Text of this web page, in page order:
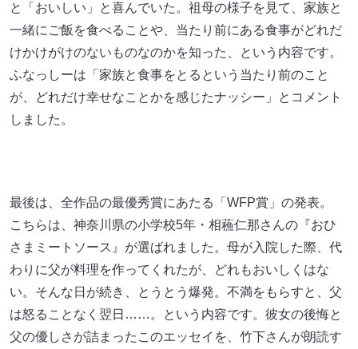
と「おいしい」と喜んでいた。祖母の様子を見て、家族と
一緒にご飯を食べることや、当たり前にある食事がどれだ
けかけがけのないものなのかを知った、という内容です。
ふなっしーは「家族と食事をとるという当たり前のこと
が、どれだけ幸せなことかを感じたナッシー」とコメント
しました。
最後は、全作品の最優秀賞にあたる「WFP賞」の発表。
こちらは、神奈川県の小学校5年・相蘓仁那さんの『おひ
さまミートソース』が選ばれました。母が入院した際、代
わりに父が料理を作ってくれたが、どれもおいしくはな
い。そんな日が続き、とうとう爆発。不満をもらすと、父
は怒ることなく翌日……。という内容です。彼女の後悔と
父の優しさが詰まったこのエッセイを、竹下さんが朗読す